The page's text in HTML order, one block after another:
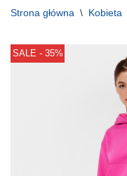
Strona główna \ Kobieta
SALE - 35%